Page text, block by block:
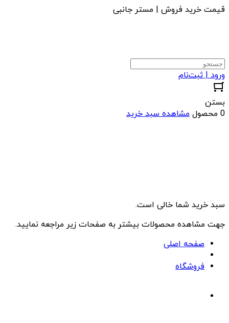
قیمت خرید فروش | مستر جانبی
ورود | ثبت‌نام
بستن
0 محصول
مشاهده سبد خرید
سبد خرید شما خالی است.
جهت مشاهده محصولات بیشتر به صفحات زیر مراجعه نمایید.
صفحه اصلی
فروشگاه